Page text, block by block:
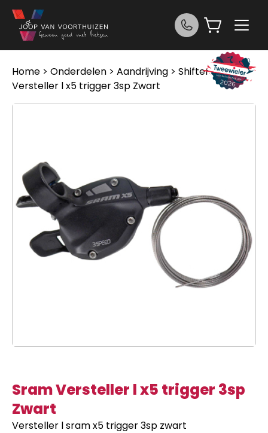
Ga naar de inhoud
Home > Onderdelen > Aandrijving > Shifters> Sram
Versteller l x5 trigger 3sp Zwart
Sram Versteller l x5 trigger 3sp
Zwart
Versteller l sram x5 trigger 3sp zwart